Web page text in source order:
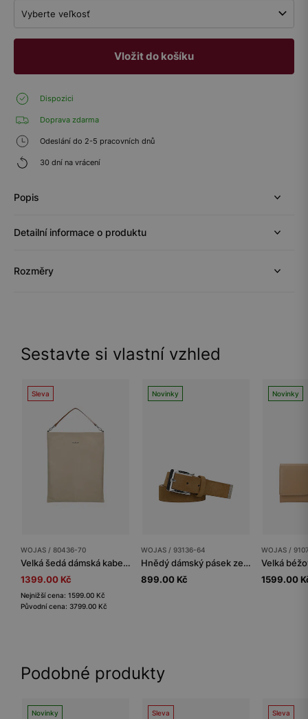
Vyberte veľkosť
Vložit do košíku
Dispozici
Doprava zdarma
Odeslání do 2-5 pracovních dnů
30 dní na vrácení
Popis
Detailní informace o produktu
Rozměry
Sestavte si vlastní vzhled
Sleva
WOJAS / 80436-70
Velká šedá dámská kabelka
1399.00 Kč
Nejnižší cena: 1599.00 Kč
Původní cena: 3799.00 Kč
Novinky
WOJAS / 93136-64
Hnědý dámský pásek ze štípenky
899.00 Kč
Novinky
WOJAS /
1599.00
Podobné produkty
Novinky Sleva Sleva